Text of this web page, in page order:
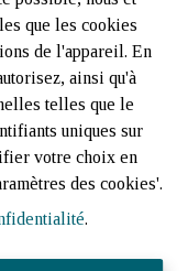
que les cookies
de l'appareil. En
ainsi qu'à
telles que le
uniques sur
votre choix en
des cookies'.
.